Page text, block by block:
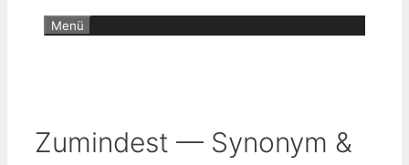
Menü
Zumindest — Synonym &